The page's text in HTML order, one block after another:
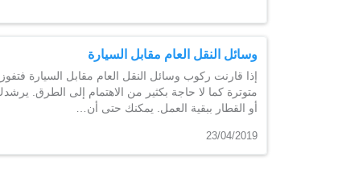
وسائل النقل العام مقابل السيارة
إذا قارنت ركوب وسائل النقل العام مقابل السيارة
أو القطار ببقية العمل. يمكنك حتى أن…
23/04/2019